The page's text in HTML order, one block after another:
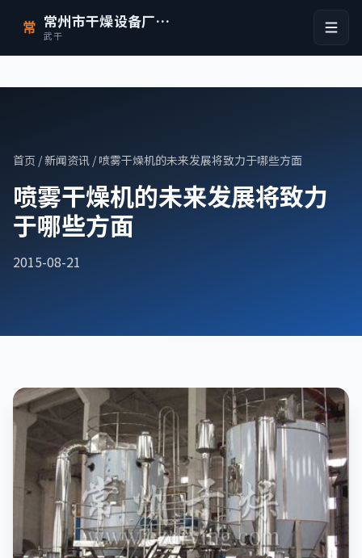
常 常州市干燥设备厂有限公司
武干
首页 /新闻资讯 / 喷雾干燥机的未来发展将致力于哪些方面
喷雾干燥机的未来发展将致力
于哪些方面
2015-08-21